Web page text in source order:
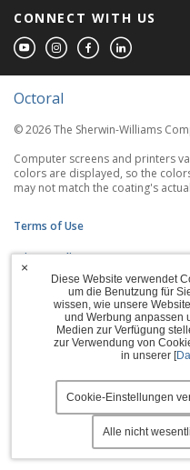
CONNECT WITH US
Octoral
© 2026 The Sherwin-Williams
Computer screens and printers
colors are displayed, so the
may not match the coating's
Terms of Use
Privacy Policy
Accessibility Statement
Manage Cookies
Diese Website verwendet
um die Benutzung für
wissen, wie unsere
und Werbung anpassen
Medien zur Verfügung
zur Verwendung von
in unserer [
Cookie-Einstellungen
Alle nicht
×